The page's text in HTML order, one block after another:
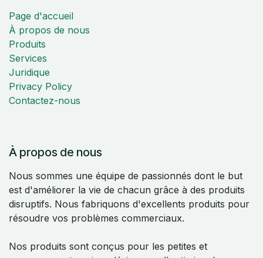
Page d'accueil
À propos de nous
Produits
Services
Juridique
Privacy Policy
Contactez-nous
À propos de nous
Nous sommes une équipe de passionnés dont le but
est d'améliorer la vie de chacun grâce à des produits
disruptifs. Nous fabriquons d'excellents produits pour
résoudre vos problèmes commerciaux.
Nos produits sont conçus pour les petites et